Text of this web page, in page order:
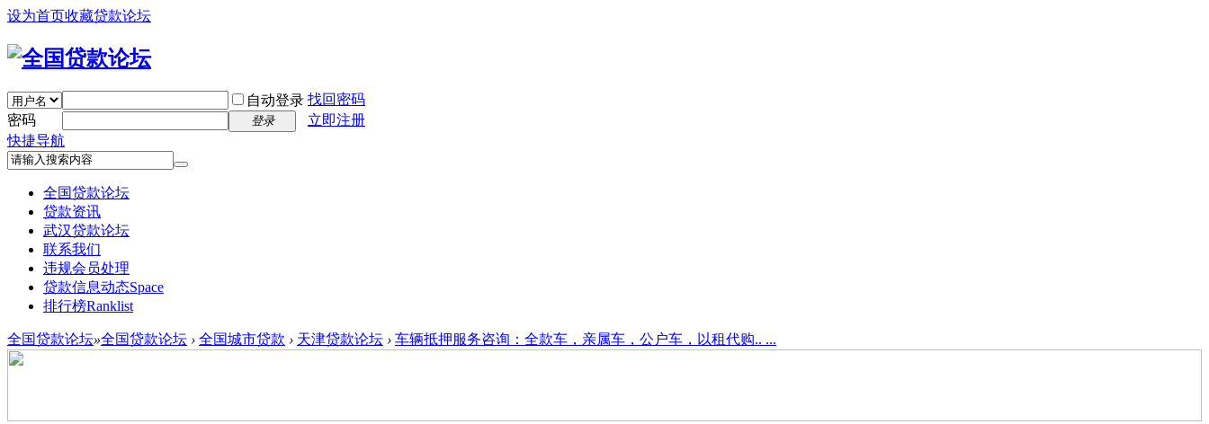
设为首页收藏贷款论坛
自动登录 找回密码
密码
登录
立即注册
快捷导航
全国贷款论坛
贷款资讯
武汉贷款论坛
联系我们
违规会员处理
贷款信息动态Space
排行榜Ranklist
全国贷款论坛»全国贷款论坛 › 全国城市贷款 › 天津贷款论坛 › 车辆抵押服务咨询：全款车，亲属车，公户车，以租代购.. ...